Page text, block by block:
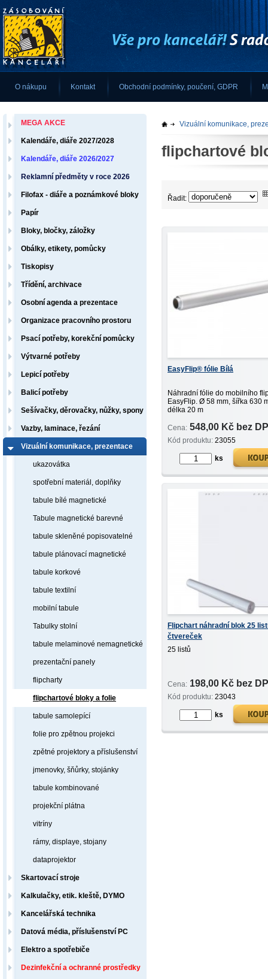
Vizuální komunikace,
flipchartové
Řadit:
EasyFlip® fólie Bílá
Náhradní fólie do mobilního
EasyFlip. Ø 58 mm, šířka 630
délka 20 m
Cena: 548,00 Kč bez
Kód produktu: 23055
ks
Flipchart náhradní blok 25
čtvereček
25 listů
Cena: 198,00 Kč bez
Kód produktu: 23043
ks
MEGA AKCE
Kalendáře, diáře 2027/2028
Kalendáře, diáře 2026/2027
Reklamní předměty v roce 2026
Filofax - diáře a poznámkové bloky
Papír
Bloky, bločky, záložky
Obálky, etikety, pomůcky
Tiskopisy
Třídění, archivace
Osobní agenda a prezentace
Organizace pracovního prostoru
Psací potřeby, korekční pomůcky
Výtvarné potřeby
Lepicí potřeby
Balicí potřeby
Sešívačky, děrovačky, nůžky, spony
Vazby, laminace, řezání
Vizuální komunikace, prezentace
ukazovátka
spotřební materiál, doplňky
tabule bílé magnetické
Tabule magnetické barevné
tabule skleněné popisovatelné
tabule plánovací magnetické
tabule korkové
tabule textilní
mobilní tabule
Tabulky stolní
tabule melaminové nemagnetické
prezentační panely
flipcharty
flipchartové bloky a folie
tabule samolepící
folie pro zpětnou projekci
zpětné projektory a příslušenství
jmenovky, šňůrky, stojánky
tabule kombinované
projekční plátna
vitríny
rámy, displaye, stojany
dataprojektor
Skartovací stroje
Kalkulačky, etik. kleště, DYMO
Kancelářská technika
Datová média, příslušenství PC
Elektro a spotřebiče
Dezinfekční a ochranné prostředky
O nákupu Kontakt Obchodní podmínky, poučení, GDPR